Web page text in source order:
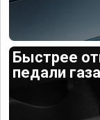
Быстрее
педали